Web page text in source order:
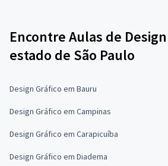
Encontre Aulas de
estado de São Paulo
Design Gráfico em Bauru
Design Gráfico em Campinas
Design Gráfico em Carapicuíba
Design Gráfico em Diadema